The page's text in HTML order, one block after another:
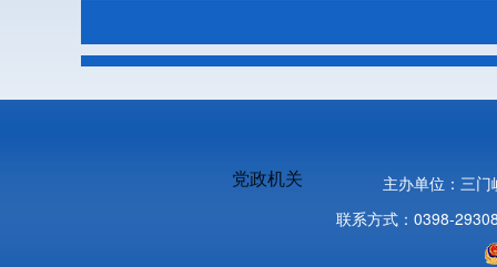
党政机关
主办单位：三
联系方式：0398-